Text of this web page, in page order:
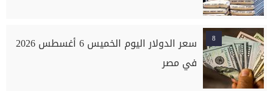
8
سعر الدولار اليوم الخميس 6 أغسطس 2026
في مصر